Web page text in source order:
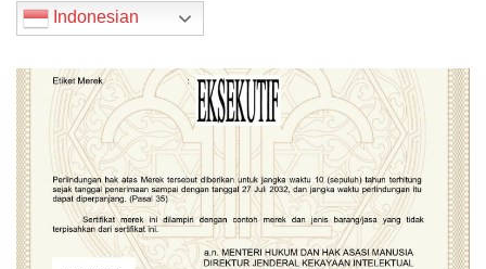
Indonesian